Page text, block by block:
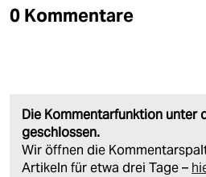
0 Kommentare
Die Kommentarfunktion unter
geschlossen.
Wir öffnen die
Artikeln für etwa drei Tage –